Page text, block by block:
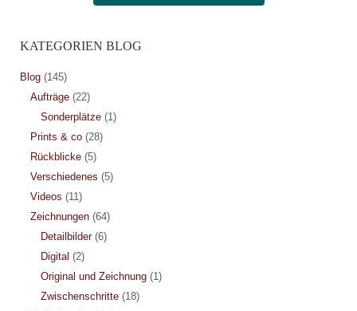
KATEGORIEN BLOG
Blog(145)
Aufträge(22)
Sonderplätze(1)
Prints & co(28)
Rückblicke(5)
Verschiedenes (5)
Videos (11)
Zeichnungen(64)
Detailbilder(6)
Digital (2)
Original und Zeichnung(1)
Zwischenschritte(18)